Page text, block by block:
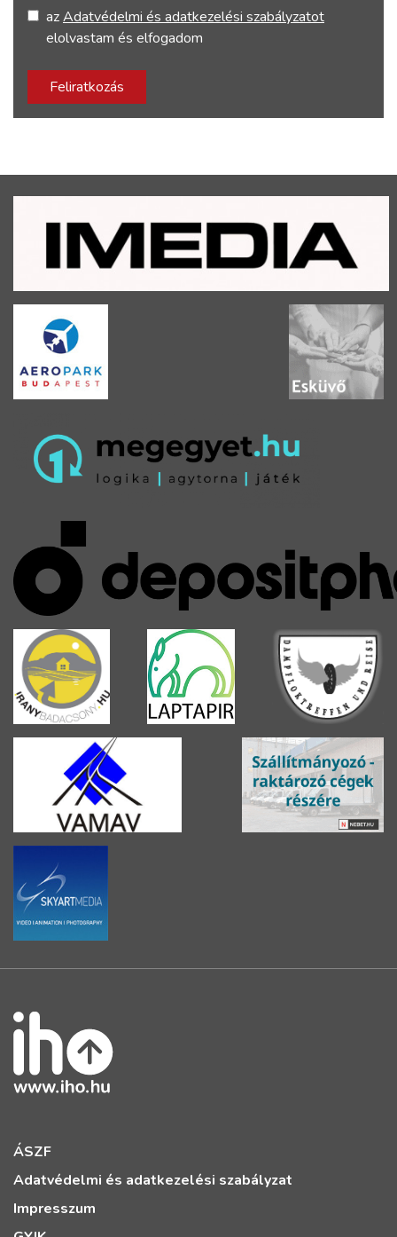
azAdatvédelmi és adatkezelési szabályzatot
elolvastam és elfogadom
Feliratkozás
ÁSZF
Adatvédelmi és adatkezelési szabályzat
Impresszum